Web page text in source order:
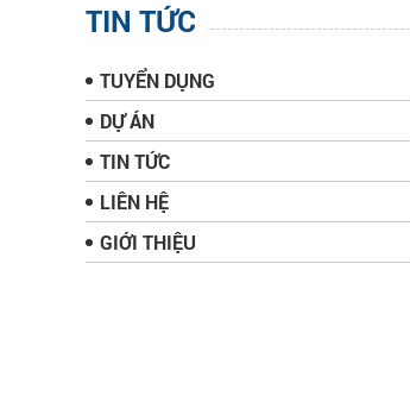
TIN TỨC
TUYỂN DỤNG
DỰ ÁN
TIN TỨC
LIÊN HỆ
GIỚI THIỆU